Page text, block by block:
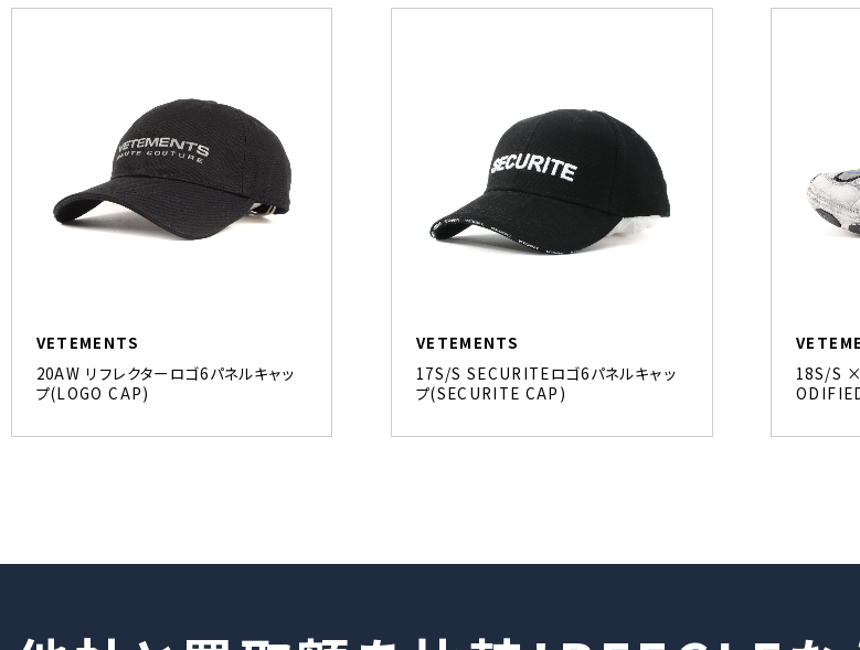
VETEMENTS
20AW リフレクターロゴ6パネルキャッ
プ(LOGO CAP)
VETEMENTS
17S/S SECURITEロゴ6パネルキャッ
プ(SECURITE CAP)
18S/S